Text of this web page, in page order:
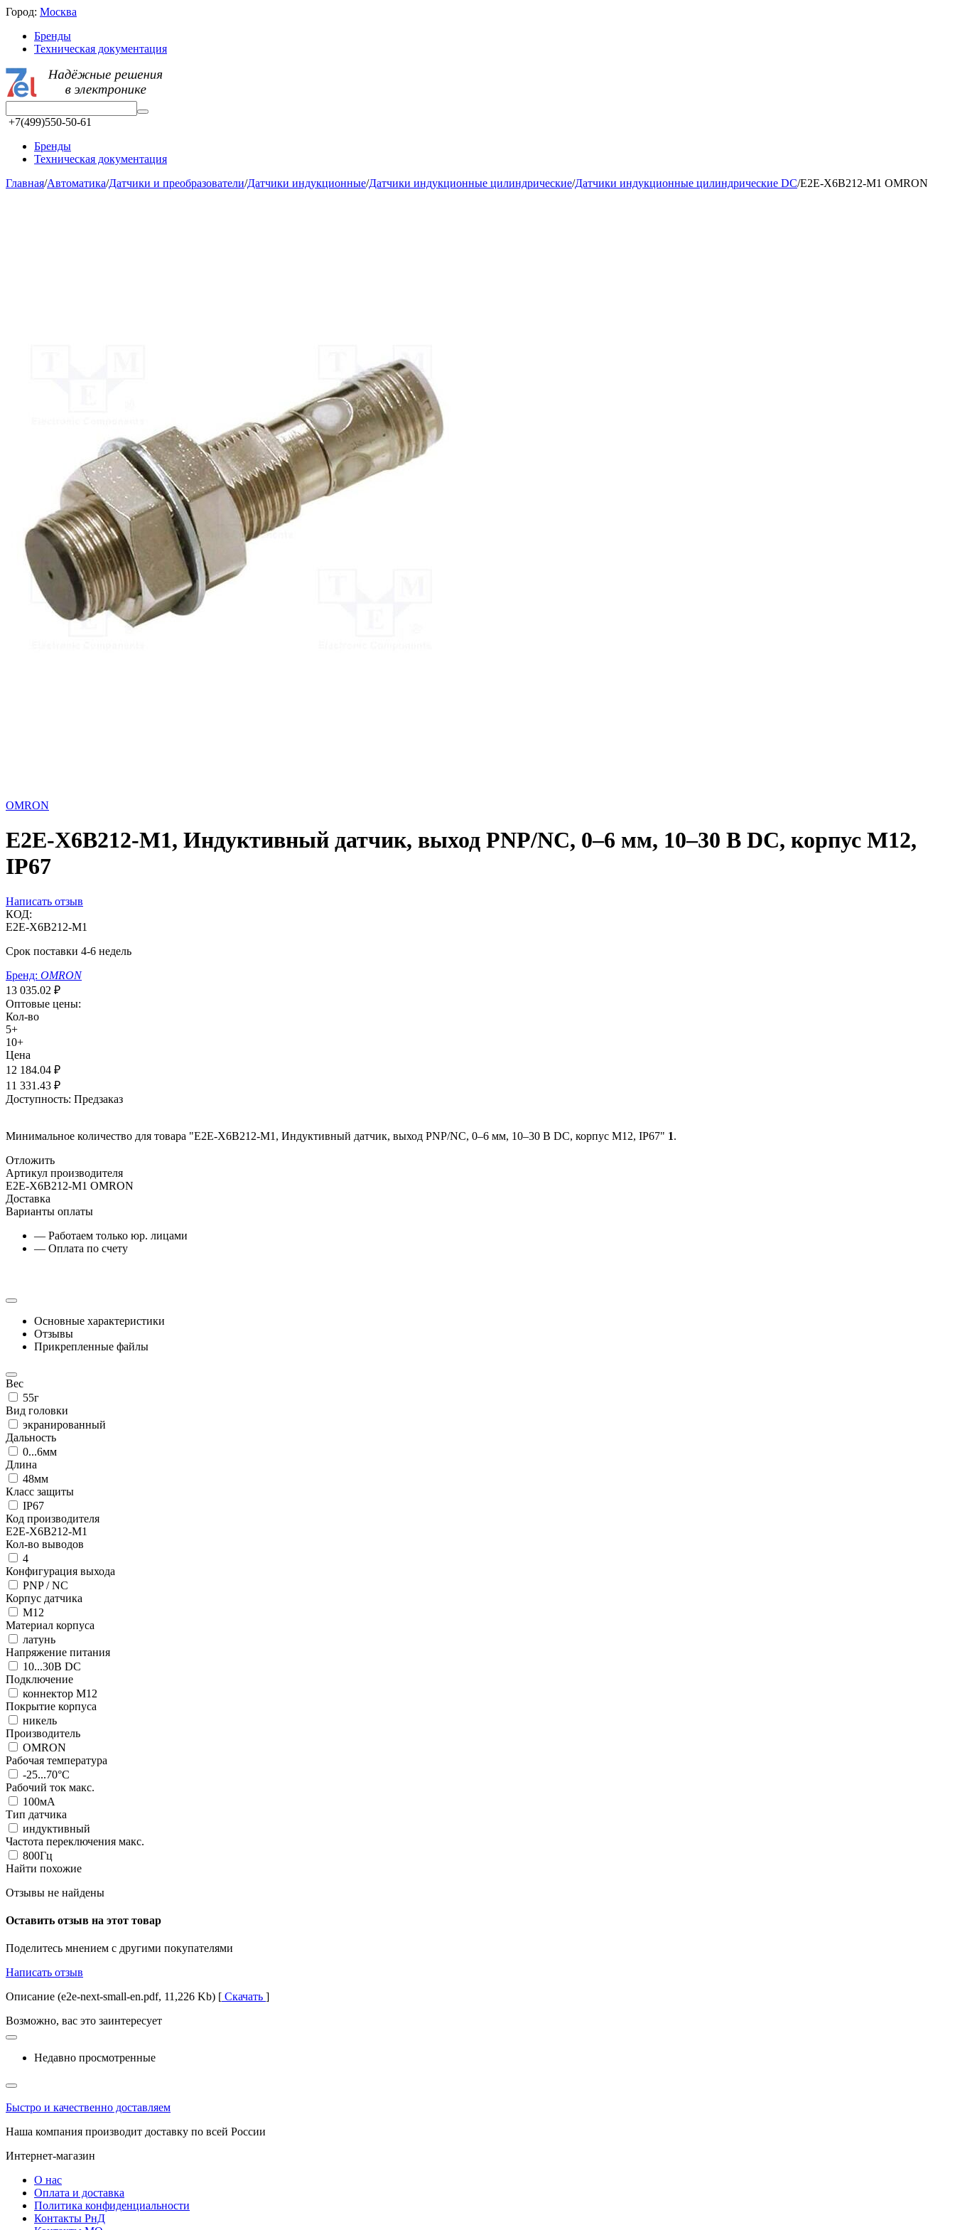
Город: Москва
Бренды
Техническая документация
+7(499)550-50-61
Бренды
Техническая документация
Главная/Автоматика/Датчики и преобразователи/Датчики индукционные/Датчики индукционные цилиндрические/Датчики индукционные цилиндрические DC/E2E-X6B212-M1 OMRON
OMRON
E2E-X6B212-M1, Индуктивный датчик, выход PNP/NC, 0–6 мм, 10–30 В DC, корпус М12,
IP67
Написать отзыв
КОД:
E2E-X6B212-M1
Срок поставки 4-6 недель
Бренд: OMRON
13 035.02 ₽
Оптовые цены:
Кол-во
5+
10+
Цена
12 184.04 ₽
11 331.43 ₽
Доступность: Предзаказ
Минимальное количество для товара "E2E-X6B212-M1, Индуктивный датчик, выход PNP/NC, 0–6 мм, 10–30 В DC, корпус М12, IP67" 1.
Отложить
Артикул производителя
E2E-X6B212-M1 OMRON
Доставка
Варианты оплаты
— Работаем только юр. лицами
— Оплата по счету
Основные характеристики
Отзывы
Прикрепленные файлы
Вес
55г
Вид головки
экранированный
Дальность
0...6мм
Длина
48мм
Класс защиты
IP67
Код производителя
E2E-X6B212-M1
Кол-во выводов
4
Конфигурация выхода
PNP / NC
Корпус датчика
М12
Материал корпуса
латунь
Напряжение питания
10...30В DC
Подключение
коннектор M12
Покрытие корпуса
никель
Производитель
OMRON
Рабочая температура
-25...70°C
Рабочий ток макс.
100мА
Тип датчика
индуктивный
Частота переключения макс.
800Гц
Найти похожие
Отзывы не найдены
Оставить отзыв на этот товар
Поделитесь мнением с другими покупателями
Написать отзыв
Описание (e2e-next-small-en.pdf, 11,226 Kb) [ Скачать ]
Возможно, вас это заинтересует
Недавно просмотренные
Быстро и качественно доставляем
Наша компания производит доставку по всей России
Интернет-магазин
О нас
Оплата и доставка
Политика конфиденциальности
Контакты РнД